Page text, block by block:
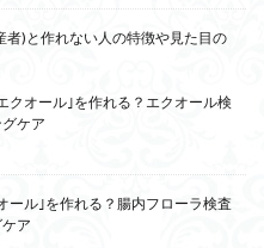
)と作れない人の特徴や見た目の
クオール｣を作れる？エクオール検
ケア
ール｣を作れる？腸内フローラ検査
ア